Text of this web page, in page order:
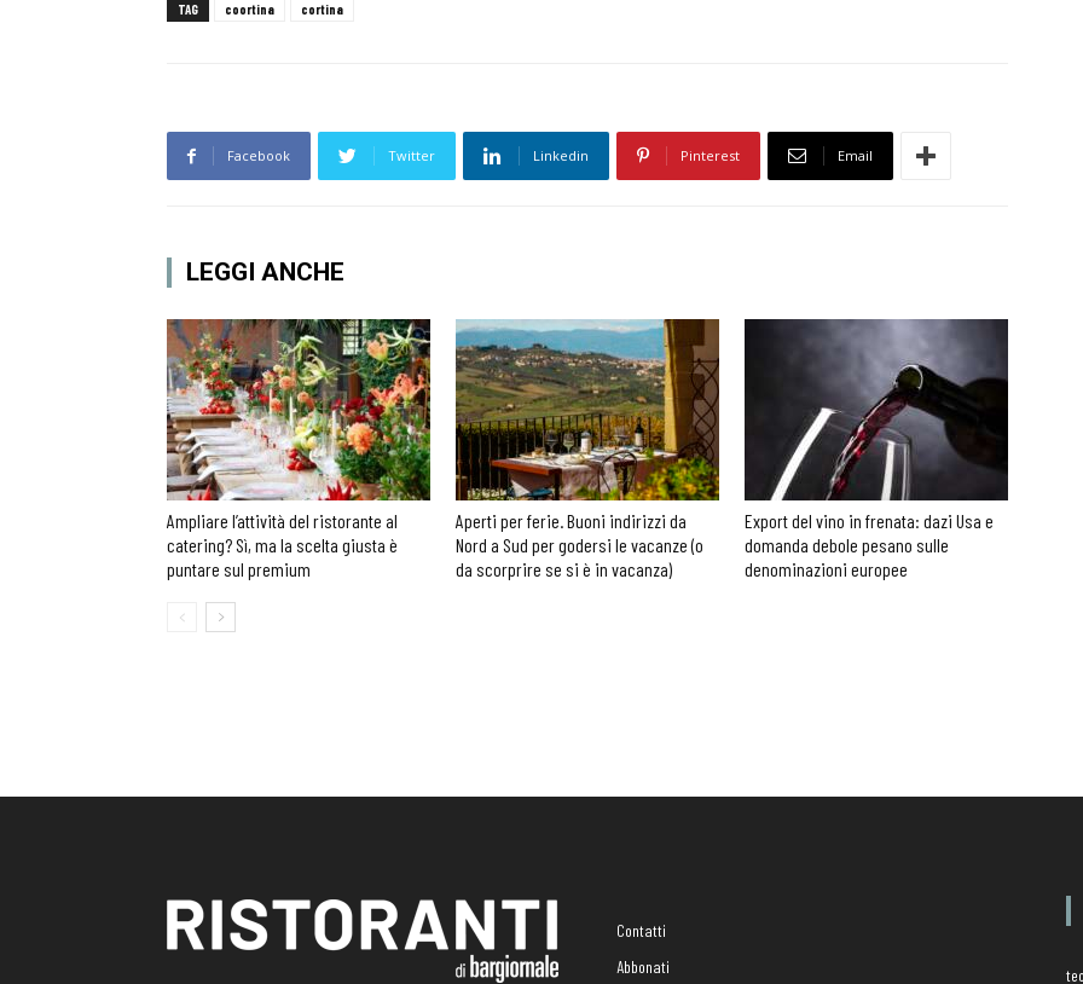
TAG coortina cortina
Facebook Twitter Linkedin Pinterest Email
LEGGI ANCHE
Ampliare l’attività del ristorante al
catering? Sì, ma la scelta giusta è
puntare sul premium
Aperti per ferie. Buoni indirizzi da
Nord a Sud per godersi le vacanze (o
da scorprire se si è in vacanza)
Export del vino in frenata: dazi Usa e
domanda debole pesano sulle
denominazioni europee
Contatti
Abbonati